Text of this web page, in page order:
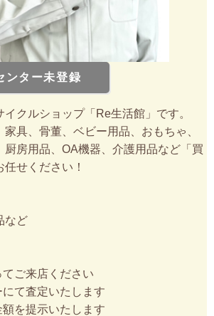
ンター未登録
クルショップ「Re生活館」です。
具、骨董、ベビー用品、おもちゃ、
厨房用品、OA機器、介護用品など「買
せください！
など
ご来店ください
て査定いたします
を提示いたします